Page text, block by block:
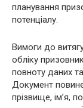
планування
потенціалу.
Вимоги до
обліку
повноту даних
Документ
прізвище, ім’я,